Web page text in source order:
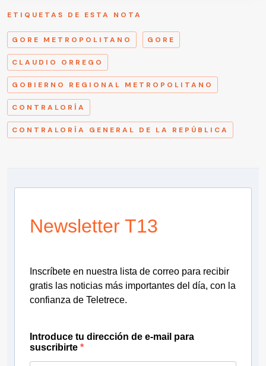
ETIQUETAS DE ESTA NOTA
GORE METROPOLITANO GORE
CLAUDIO ORREGO
GOBIERNO REGIONAL METROPOLITANO
CONTRALORÍA
CONTRALORÍA GENERAL DE LA REPÚBLICA
Newsletter T13
Inscríbete en nuestra lista de correo para recibir
gratis las noticias más importantes del día, con la
confianza de Teletrece.
Introduce tu dirección de e-mail para
suscribirte